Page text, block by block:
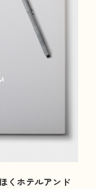
くホテルアンド